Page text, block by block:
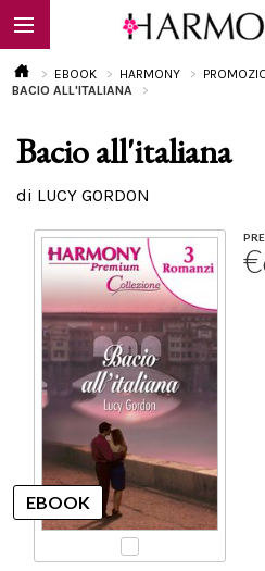
EBOOK
Calendario
EBOOK HARMONY
BACIO ALL'ITALIANA
Bacio all'italiana
di LUCY GORDON